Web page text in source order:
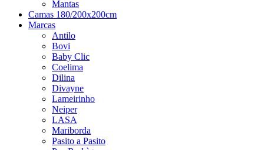
Mantas
Camas 180/200x200cm
Marcas
Antilo
Bovi
Baby Clic
Coelima
Dilina
Divayne
Lameirinho
Neiper
LASA
Mariborda
Pasito a Pasito